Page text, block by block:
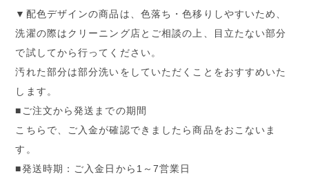
▼配色デザインの商品は、色落ち・色移りしやすいため、
洗濯の際はクリーニング店とご相談の上、目立たない部分
で試してから行ってください。
汚れた部分は部分洗いをしていただくことをおすすめいた
します。
■ご注文から発送までの期間
こちらで、ご入金が確認できましたら商品をおこないま
す。
■発送時期：ご入金日から1～7営業日